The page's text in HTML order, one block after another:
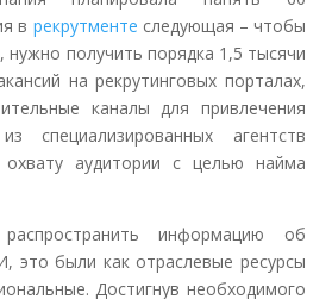
в рекрутменте следующая – чтобы
нужно получить порядка 1,5 тысячи
на рекрутинговых порталах,
каналы для привлечения
специализированных агентств
аудитории с целью найма
информацию об
были как отраслевые ресурсы
Достигнув необходимого